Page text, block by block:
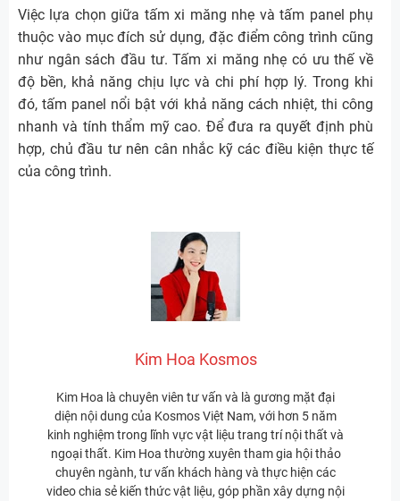
Việc lựa chọn giữa tấm xi măng nhẹ và tấm panel phụ
thuộc vào mục đích sử dụng, đặc điểm công trình cũng
như ngân sách đầu tư. Tấm xi măng nhẹ có ưu thế về
độ bền, khả năng chịu lực và chi phí hợp lý. Trong khi
đó, tấm panel nổi bật với khả năng cách nhiệt, thi công
nhanh và tính thẩm mỹ cao. Để đưa ra quyết định phù
hợp, chủ đầu tư nên cân nhắc kỹ các điều kiện thực tế
của công trình.
Kim Hoa Kosmos
Kim Hoa là chuyên viên tư vấn và là gương mặt đại
diện nội dung của Kosmos Việt Nam, với hơn 5 năm
kinh nghiệm trong lĩnh vực vật liệu trang trí nội thất và
ngoại thất. Kim Hoa thường xuyên tham gia hội thảo
chuyên ngành, tư vấn khách hàng và thực hiện các
video chia sẻ kiến thức vật liệu, góp phần xây dựng nội